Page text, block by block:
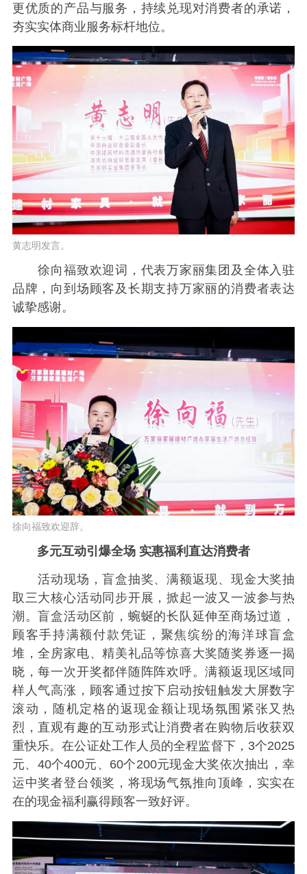
更优质的产品与服务，持续兑现对消费者的承诺，
夯实实体商业服务标杆地位。
黄志明发言。
徐向福致欢迎词，代表万家丽集团及全体入驻
品牌，向到场顾客及长期支持万家丽的消费者表达
诚挚感谢。
徐向福致欢迎辞。
多元互动引爆全场 实惠福利直达消费者
活动现场，盲盒抽奖、满额返现、现金大奖抽
取三大核心活动同步开展，掀起一波又一波参与热
潮。盲盒活动区前，蜿蜒的长队延伸至商场过道，
顾客手持满额付款凭证，聚焦缤纷的海洋球盲盒
堆，全房家电、精美礼品等惊喜大奖随奖券逐一揭
晓，每一次开奖都伴随阵阵欢呼。满额返现区域同
样人气高涨，顾客通过按下启动按钮触发大屏数字
滚动，随机定格的返现金额让现场氛围紧张又热
烈，直观有趣的互动形式让消费者在购物后收获双
重快乐。在公证处工作人员的全程监督下，3个2025
元、40个400元、60个200元现金大奖依次抽出，幸
运中奖者登台领奖，将现场气氛推向顶峰，实实在
在的现金福利赢得顾客一致好评。